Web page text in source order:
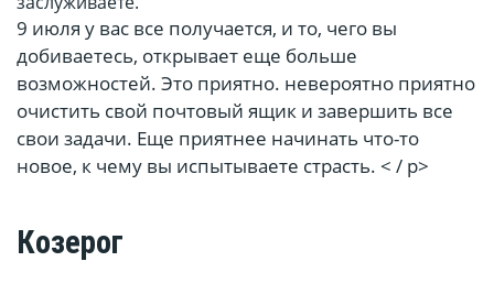
9 июля у вас все получается, и то, чего вы
добиваетесь, открывает еще больше
возможностей. Это приятно. невероятно приятно
очистить свой почтовый ящик и завершить все
свои задачи. Еще приятнее начинать что-то
новое, к чему вы испытываете страсть. < / p>
Козерог